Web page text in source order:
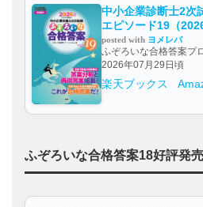
中小企業診断士2次
エピソード19（
posted with ヨメレバ
ふぞろいな合格答案プ
2026年07月29日頃
楽天ブックス
ふぞろいな合格答案18好評発売